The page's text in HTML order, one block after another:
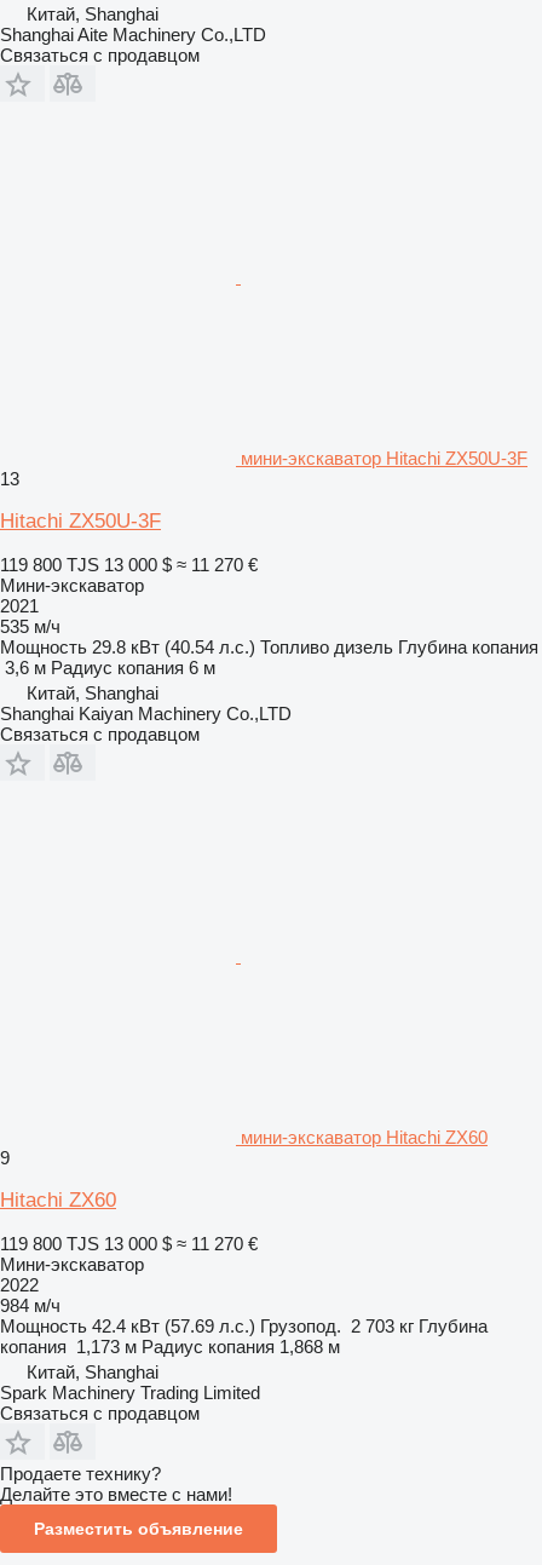
Китай, Shanghai
Shanghai Aite Machinery Co.,LTD
Связаться с продавцом
мини-экскаватор Hitachi ZX50U-3F
13
Hitachi ZX50U-3F
119 800 TJS 13 000 $ ≈ 11 270 €
Мини-экскаватор
2021
535 м/ч
Мощность 29.8 кВт (40.54 л.с.) Топливо дизель Глубина копания
3,6 м Радиус копания 6 м
Китай, Shanghai
Shanghai Kaiyan Machinery Co.,LTD
Связаться с продавцом
мини-экскаватор Hitachi ZX60
9
Hitachi ZX60
119 800 TJS 13 000 $ ≈ 11 270 €
Мини-экскаватор
2022
984 м/ч
Мощность 42.4 кВт (57.69 л.с.) Грузопод. 2 703 кг Глубина
копания 1,173 м Радиус копания 1,868 м
Китай, Shanghai
Spark Machinery Trading Limited
Связаться с продавцом
Продаете технику?
Делайте это вместе с нами!
Разместить объявление